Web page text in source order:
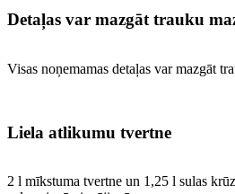
Detaļas var mazgāt trauku
Visas noņemamas detaļas var mazgāt
Liela atlikumu tvertne
2 l mīkstuma tvertne un 1,25 l sulas